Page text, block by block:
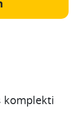
komplekti